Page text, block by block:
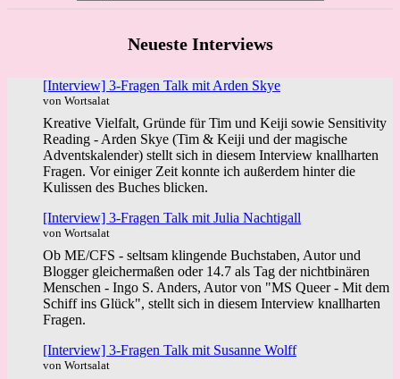
Neueste Interviews
[Interview] 3-Fragen Talk mit Arden Skye
von Wortsalat
Kreative Vielfalt, Gründe für Tim und Keiji sowie Sensitivity
Reading - Arden Skye (Tim & Keiji und der magische
Adventskalender) stellt sich in diesem Interview knallharten
Fragen. Vor einiger Zeit konnte ich außerdem hinter die
Kulissen des Buches blicken.
[Interview] 3-Fragen Talk mit Julia Nachtigall
von Wortsalat
Ob ME/CFS - seltsam klingende Buchstaben, Autor und
Blogger gleichermaßen oder 14.7 als Tag der nichtbinären
Menschen - Ingo S. Anders, Autor von "MS Queer - Mit dem
Schiff ins Glück", stellt sich in diesem Interview knallharten
Fragen.
[Interview] 3-Fragen Talk mit Susanne Wolff
von Wortsalat